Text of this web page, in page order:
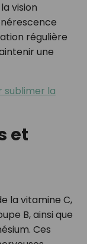
vision
régulière
une
sublimer la
et
la vitamine C,
B, ainsi que
Ces